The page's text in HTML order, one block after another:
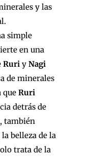
y las
simple
en una
Ruri y Nagi
de minerales
que Ruri
detrás de
también
belleza de la
trata de la